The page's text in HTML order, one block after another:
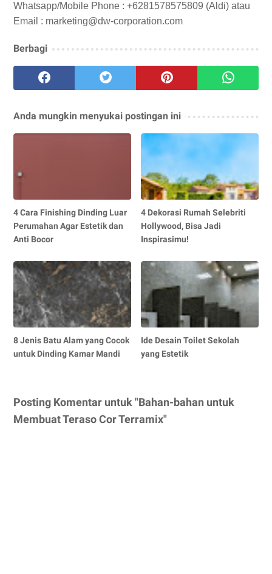
Whatsapp/Mobile Phone : +6281578575809 (Aldi) atau
Email : marketing@dw-corporation.com
Berbagi
Anda mungkin menyukai postingan ini
4 Cara Finishing Dinding Luar
Perumahan Agar Estetik dan
Anti Bocor
4 Dekorasi Rumah Selebriti
Hollywood, Bisa Jadi
Inspirasimu!
8 Jenis Batu Alam yang Cocok
untuk Dinding Kamar Mandi
Ide Desain Toilet Sekolah
yang Estetik
Posting Komentar untuk "Bahan-bahan untuk
Membuat Teraso Cor Terramix"